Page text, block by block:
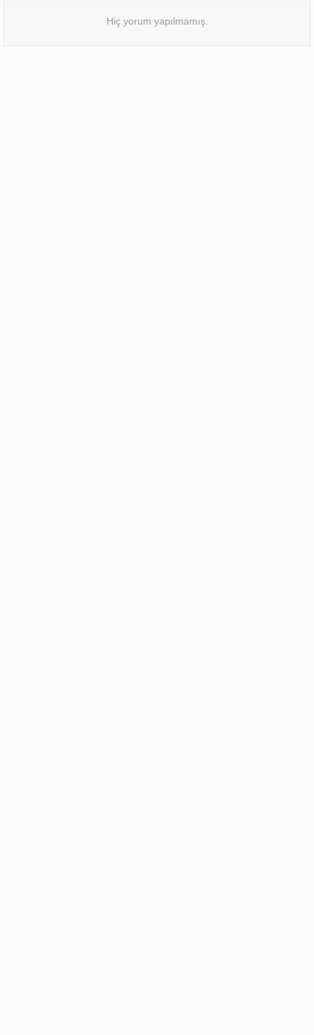
Hiç yorum yapılmamış.